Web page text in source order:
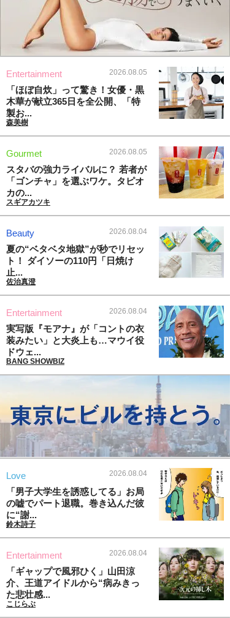
Entertainment 2026.08.05
「ほぼ自炊」って驚き！女優・黒
木華が献立365日を全公開、「特
製お...
森美樹
Gourmet 2026.08.05
スタバの強力ライバルに？ 若者が
「ゴンチャ」を選ぶワケ。タピオ
カの...
スギアカツキ
Beauty 2026.08.04
夏の“ベタベタ地獄”が秒でリセッ
ト！ ダイソーの110円「日焼け
止...
佐治真澄
Entertainment 2026.08.04
実写版『モアナ』が「コントの衣
装みたい」と大炎上も…マウイ役
ドウェ...
BANG SHOWBIZ
Love 2026.08.04
「男子大学生を誘惑してる」お局
の嘘でパート退職。巻き込んだ彼
に“謝...
鈴木詩子
Entertainment 2026.08.04
「ギャップで風邪ひく」山田涼
介、王道アイドルから“病みきっ
た悲壮感...
こじらぶ